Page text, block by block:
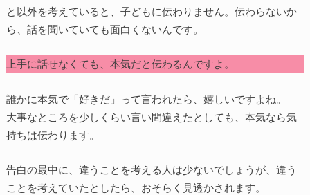
と以外を考えていると、子どもに伝わりません。伝わらないか
ら、話を聞いていても面白くないんです。
上手に話せなくても、本気だと伝わるんですよ。
誰かに本気で「好きだ」って言われたら、嬉しいですよね。
大事なところを少しくらい言い間違えたとしても、本気なら気
持ちは伝わります。
告白の最中に、違うことを考える人は少ないでしょうが、違う
ことを考えていたとしたら、おそらく見透かされます。